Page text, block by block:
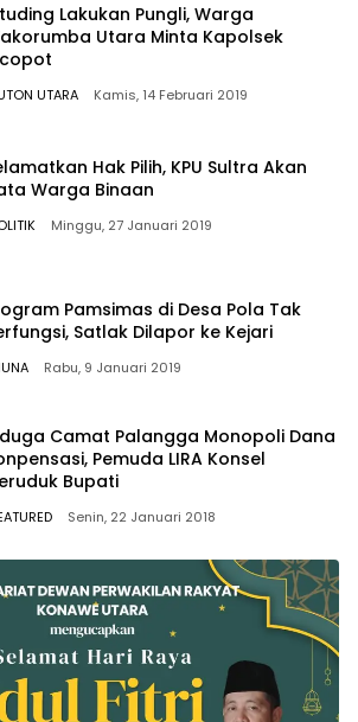
Lakukan Pungli, Warga
Utara Minta Kapolsek
UTARA Kamis, 14 Februari 2019
Hak Pilih, KPU Sultra Akan
Warga Binaan
Minggu, 27 Januari 2019
Pamsimas di Desa Pola Tak
Satlak Dilapor ke Kejari
Rabu, 9 Januari 2019
Camat Palangga Monopoli Dana
Pemuda LIRA Konsel
Bupati
Senin, 22 Januari 2018